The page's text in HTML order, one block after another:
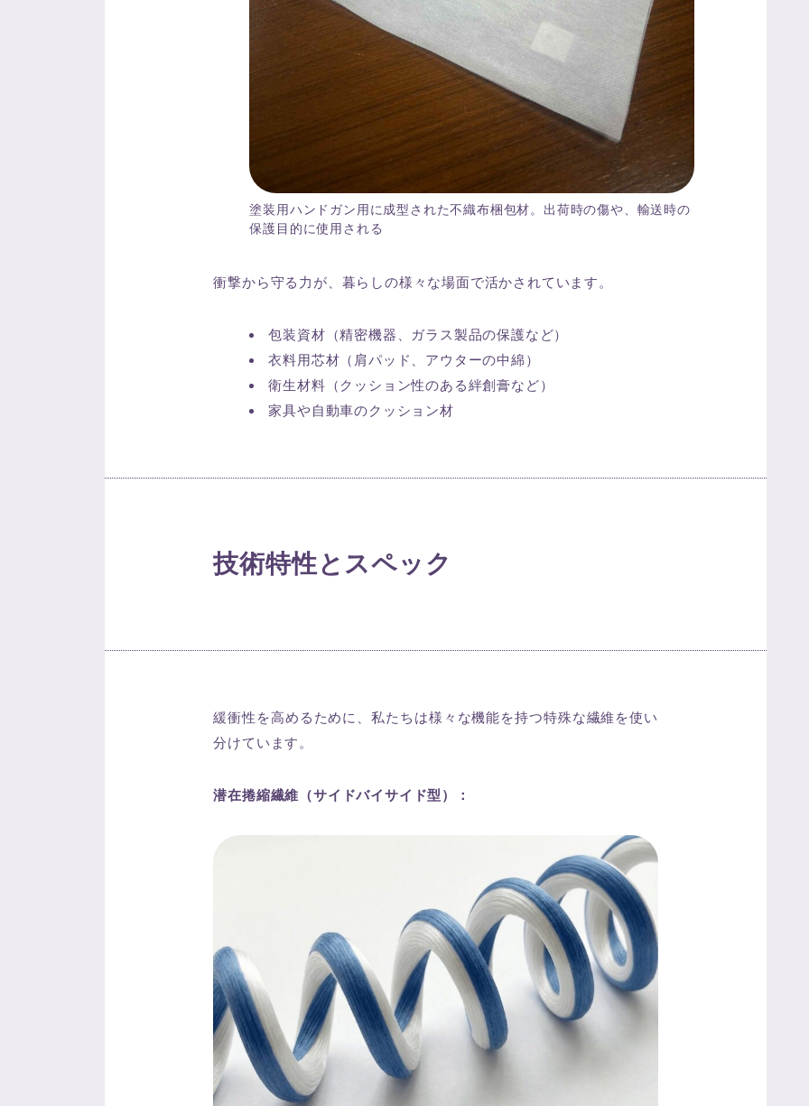
塗装用ハンドガン用に成型された不織布梱包材。出荷時の傷や、輸送時の
保護目的に使用される
衝撃から守る力が、暮らしの様々な場面で活かされています。
包装資材（精密機器、ガラス製品の保護など）
衣料用芯材（肩パッド、アウターの中綿）
衛生材料（クッション性のある絆創膏など）
家具や自動車のクッション材
技術特性とスペック
緩衝性を高めるために、私たちは様々な機能を持つ特殊な繊維を使い
分けています。
潜在捲縮繊維（サイドバイサイド型）：